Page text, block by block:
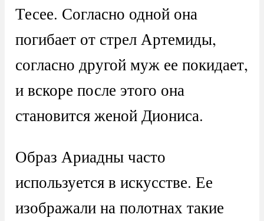
Тесее. Согласно одной она
погибает от стрел Артемиды,
согласно другой муж ее покидает,
и вскоре после этого она
становится женой Диониса.
Образ Ариадны часто
используется в искусстве. Ее
изображали на полотнах такие